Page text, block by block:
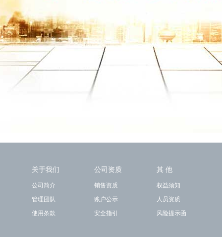
关于我们
公司简介
管理团队
使用条款
公司资质
销售资质
账户公示
安全指引
其 他
权益须知
人员资质
风险提示函